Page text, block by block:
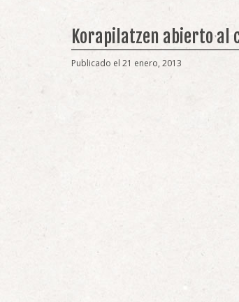
Korapilatzen abierto al
Publicado el 21 enero, 2013